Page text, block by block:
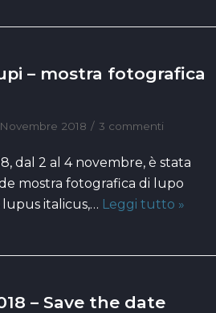
– mostra fotografica
2018 3 commenti
dal 2 al 4 novembre, è stata
mostra fotografica di lupo
lupus italicus,… Leggi tutto »
– Save the date